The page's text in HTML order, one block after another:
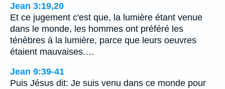
Jean 3:19,20
Et ce jugement c'est que, la lumière étant venue
dans le monde, les hommes ont préféré les
ténèbres à la lumière, parce que leurs oeuvres
étaient mauvaises.…
Jean 9:39-41
Puis Jésus dit: Je suis venu dans ce monde pour